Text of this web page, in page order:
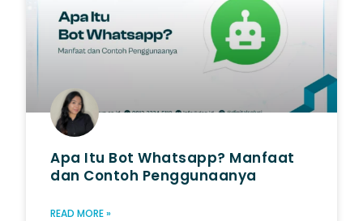
Apa Itu Bot Whatsapp? Manfaat
dan Contoh Penggunaanya
READ MORE »